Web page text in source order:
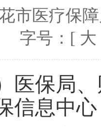
市医疗保
字号：[ 大
医保局
信息中